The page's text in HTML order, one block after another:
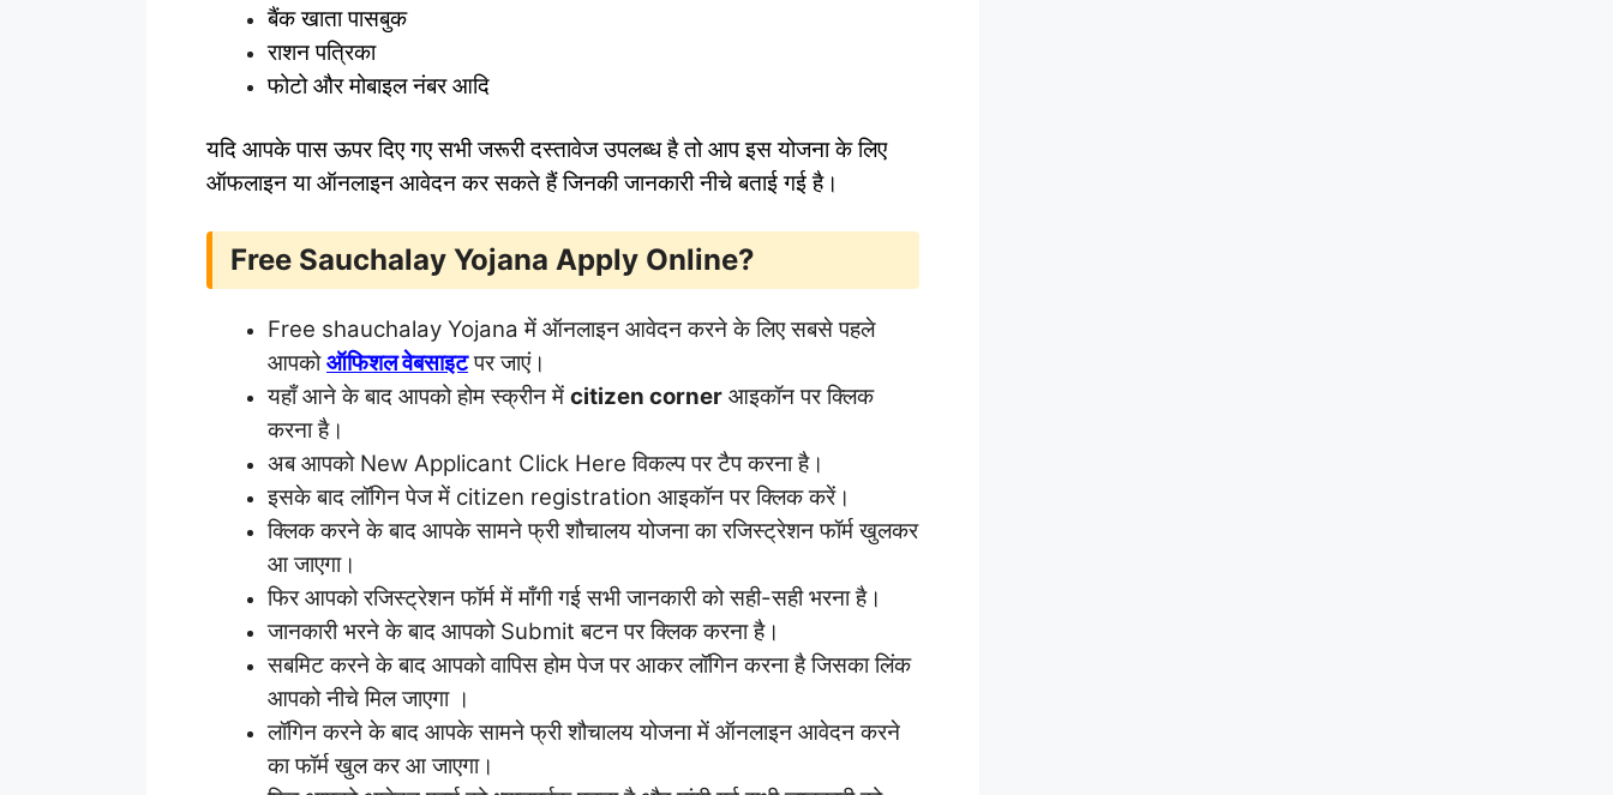
बैंक खाता पासबुक
राशन पत्रिका
फोटो और मोबाइल नंबर आदि
यदि आपके पास ऊपर दिए गए सभी जरूरी दस्तावेज उपलब्ध है तो आप इस योजना के लिए
ऑफलाइन या ऑनलाइन आवेदन कर सकते हैं जिनकी जानकारी नीचे बताई गई है।
Free Sauchalay Yojana Apply Online?
Free shauchalay Yojana में ऑनलाइन आवेदन करने के लिए सबसे पहले
आपकोऑफिशल वेबसाइटपर जाएं।
यहाँ आने के बाद आपको होम स्क्रीन में citizen corner आइकॉन पर क्लिक
करना है।
अब आपको New Applicant Click Here विकल्प पर टैप करना है।
इसके बाद लॉगिन पेज में citizen registration आइकॉन पर क्लिक करें।
क्लिक करने के बाद आपके सामने फ्री शौचालय योजना का रजिस्ट्रेशन फॉर्म खुलकर
आ जाएगा।
फिर आपको रजिस्ट्रेशन फॉर्म में माँगी गई सभी जानकारी को सही-सही भरना है।
जानकारी भरने के बाद आपको Submit बटन पर क्लिक करना है।
सबमिट करने के बाद आपको वापिस होम पेज पर आकर लॉगिन करना है जिसका लिंक
आपको नीचे मिल जाएगा ।
लॉगिन करने के बाद आपके सामने फ्री शौचालय योजना में ऑनलाइन आवेदन करने
का फॉर्म खुल कर आ जाएगा।